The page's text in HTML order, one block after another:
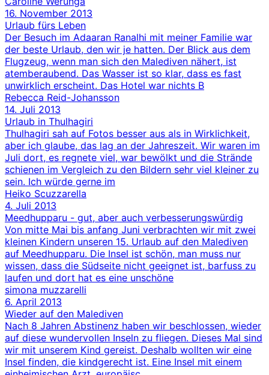
16. November 2013
Urlaub fürs Leben
Der Besuch im Adaaran Ranalhi mit meiner Familie war
der beste Urlaub, den wir je hatten. Der Blick aus dem
Flugzeug, wenn man sich den Malediven nähert, ist
atemberaubend. Das Wasser ist so klar, dass es fast
unwirklich erscheint. Das Hotel war nichts B
Rebecca Reid-Johansson
14. Juli 2013
Urlaub in Thulhagiri
Thulhagiri sah auf Fotos besser aus als in Wirklichkeit,
aber ich glaube, das lag an der Jahreszeit. Wir waren im
Juli dort, es regnete viel, war bewölkt und die Strände
schienen im Vergleich zu den Bildern sehr viel kleiner zu
sein. Ich würde gerne im
Heiko Scuzzarella
4. Juli 2013
Meedhupparu - gut, aber auch verbesserungswürdig
Von mitte Mai bis anfang Juni verbrachten wir mit zwei
kleinen Kindern unseren 15. Urlaub auf den Malediven
auf Meedhupparu. Die Insel ist schön, man muss nur
wissen, dass die Südseite nicht geeignet ist, barfuss zu
laufen und dort hat es eine unschöne
simona muzzarelli
6. April 2013
Wieder auf den Malediven
Nach 8 Jahren Abstinenz haben wir beschlossen, wieder
auf diese wundervollen Inseln zu fliegen. Dieses Mal sind
wir mit unserem Kind gereist. Deshalb wollten wir eine
Insel finden, die kindgerecht ist. Eine Insel mit einem